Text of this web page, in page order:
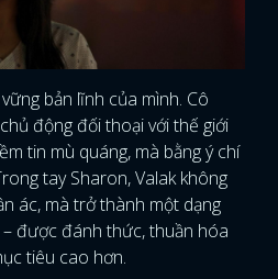
bản lĩnh của mình. Cô
động đối thoại với thế giới
tin mù quáng, mà bằng ý chí
tay Sharon, Valak không
ác, mà trở thành một dạng
được đánh thức, thuần hóa
tiêu cao hơn.